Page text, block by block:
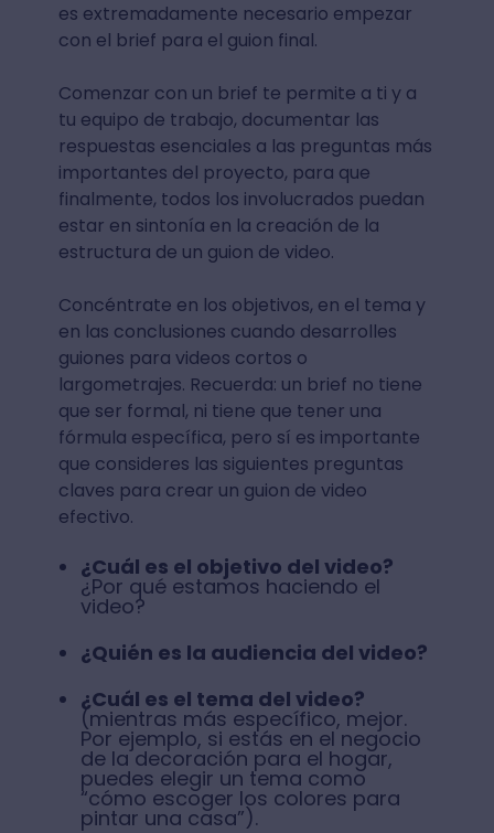
es extremadamente necesario empezar
con el brief para el guion final.
Comenzar con un brief te permite a ti y a
tu equipo de trabajo, documentar las
respuestas esenciales a las preguntas más
importantes del proyecto, para que
finalmente, todos los involucrados puedan
estar en sintonía en la creación de la
estructura de un guion de video.
Concéntrate en los objetivos, en el tema y
en las conclusiones cuando desarrolles
guiones para videos cortos o
largometrajes. Recuerda: un brief no tiene
que ser formal, ni tiene que tener una
fórmula específica, pero sí es importante
que consideres las siguientes preguntas
claves para crear un guion de video
efectivo.
¿Cuál es el objetivo del video?
¿Por qué estamos haciendo el
video?
¿Quién es la audiencia del video?
¿Cuál es el tema del video?
(mientras más específico, mejor.
Por ejemplo, si estás en el negocio
de la decoración para el hogar,
puedes elegir un tema como
“cómo escoger los colores para
pintar una casa”).